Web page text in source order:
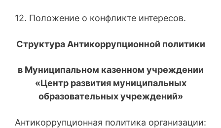
12. Положение о конфликте интересов.
Структура Антикоррупционной политики
в Муниципальном казенном учреждении
«Центр развития муниципальных
образовательных учреждений»
Антикоррупционная политика организации: